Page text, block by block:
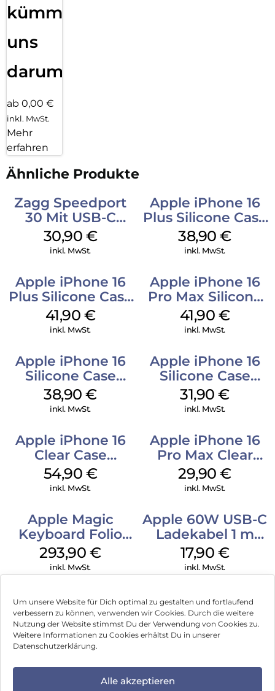
Um unsere Website für Dich optimal zu gestalten und fortlaufend
verbessern zu können, verwenden wir Cookies. Durch die weitere
Nutzung der Website stimmst Du der Verwendung von Cookies zu.
Weitere Informationen zu Cookies erhältst Du in unserer
Datenschutzerklärung.
Alle akzeptieren
kümmern
uns
darum!
ab 0,00 €
inkl. MwSt.
Mehr
erfahren
Ähnliche Produkte
Zagg Speedport
30 Mit USB-C
Kabel Weiß
30,90 €
inkl. MwSt.
Apple iPhone 16
Plus Silicone Case
MagSafe Denim
38,90€
inkl. MwSt.
Apple iPhone 16
Plus Silicone Case
MagSafe Stone
Gray
41,90 €
inkl. MwSt.
Apple iPhone 16
Pro Max Silicone
Case MagSafe
Ultramarine
41,90 €
inkl. MwSt.
Apple iPhone 16
Silicone Case
MagSafe
Ultramarine
38,90€
inkl. MwSt.
Apple iPhone 16
Silicone Case
MagSafe Fuchsia
31,90€
inkl. MwSt.
Apple iPhone 16
Clear Case
MagSafe
Transparent
54,90 €
inkl. MwSt.
Apple iPhone 16
Pro Max Clear
Case MagSafe
Transparent
29,90€
inkl. MwSt.
Apple Magic
Keyboard Folio
iPad 10.9″ (10.Gen.)
Weiß
293,90€
inkl. MwSt.
Apple 60W USB-C
Ladekabel 1 m
Weiß
17,90 €
inkl. MwSt.
Impressum